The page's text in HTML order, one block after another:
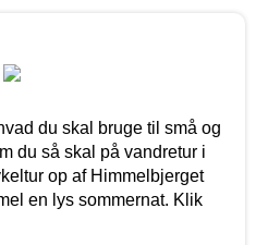
du skal bruge til små og
du så skal på vandretur i
op af Himmelbjerget
en lys sommernat. Klik